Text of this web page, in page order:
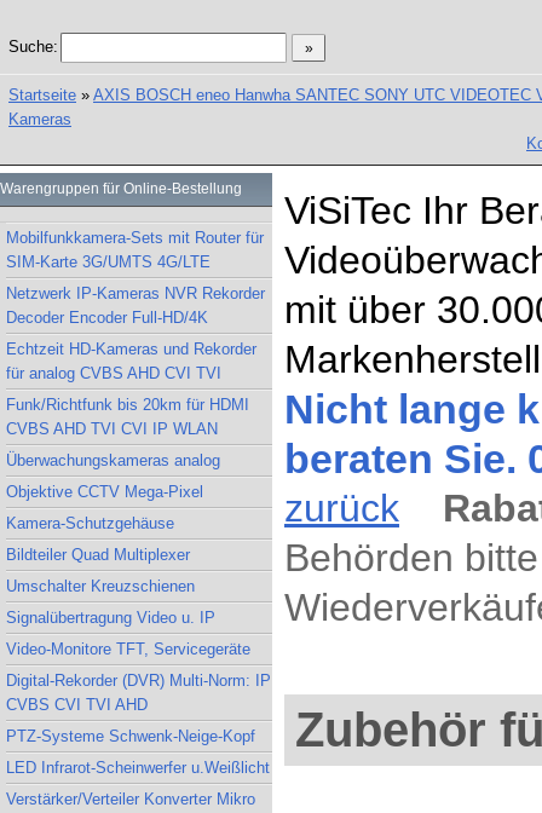
Suche:
Startseite » AXIS BOSCH eneo Hanwha SANTEC SONY UTC VIDEOTEC
Kameras
Warengruppen für Online-Bestellung
Mobilfunkkamera-Sets mit Router für
SIM-Karte 3G/UMTS 4G/LTE
Netzwerk IP-Kameras NVR Rekorder
Decoder Encoder Full-HD/4K
Echtzeit HD-Kameras und Rekorder
für analog CVBS AHD CVI TVI
Funk/Richtfunk bis 20km für HDMI
CVBS AHD TVI CVI IP WLAN
Überwachungskameras analog
Objektive CCTV Mega-Pixel
Kamera-Schutzgehäuse
Bildteiler Quad Multiplexer
Umschalter Kreuzschienen
Signalübertragung Video u. IP
Video-Monitore TFT, Servicegeräte
Digital-Rekorder (DVR) Multi-Norm: IP
CVBS CVI TVI AHD
PTZ-Systeme Schwenk-Neige-Kopf
LED Infrarot-Scheinwerfer u.Weißlicht
Verstärker/Verteiler Konverter Mikro
ViSiTec Ihr
mit über
Nicht lange
beraten Sie.
zurück
Behörden
Zubehör